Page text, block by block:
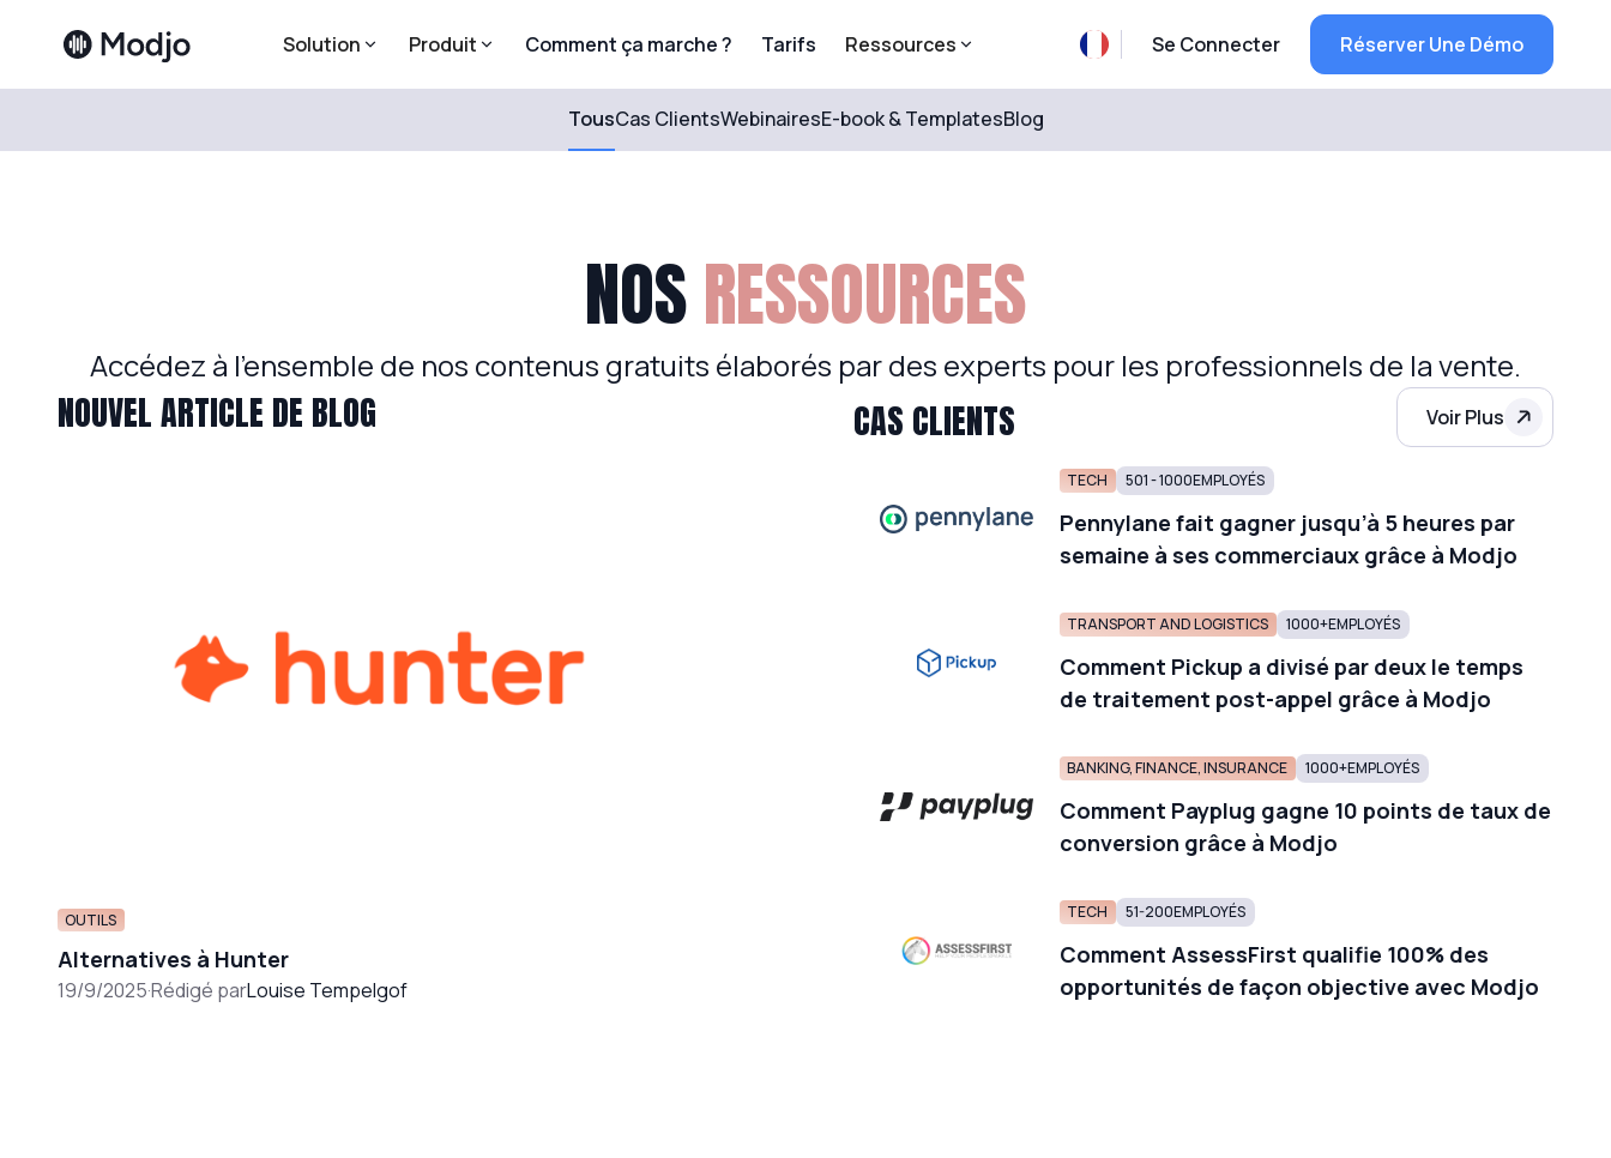
Solution Produit Comment ça marche ? Tarifs Ressources Se Connecter Réserver Une Démo
TousCas ClientsWebinairesE-book & TemplatesBlog
NOSRESSOURCES
Accédez à l'ensemble de nos contenus gratuits élaborés par des experts pour les professionnels de la vente.
NOUVEL ARTICLE DE BLOG
OUTILS
Alternatives à Hunter
19/9/2025·Rédigé parLouise Tempelgof
CAS CLIENTS Voir Plus
TECH 501 - 1000EMPLOYÉS
Pennylane fait gagner jusqu’à 5 heures par
semaine à ses commerciaux grâce à Modjo
TRANSPORT AND LOGISTICS 1000+EMPLOYÉS
Comment Pickup a divisé par deux le temps
de traitement post-appel grâce à Modjo
BANKING, FINANCE, INSURANCE 1000+EMPLOYÉS
Comment Payplug gagne 10 points de taux de
conversion grâce à Modjo
TECH 51-200EMPLOYÉS
Comment AssessFirst qualifie 100% des
opportunités de façon objective avec Modjo